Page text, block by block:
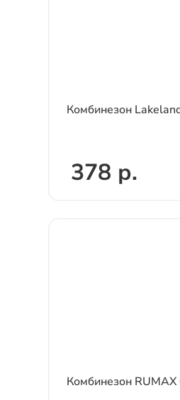
Комбинезон
378 р.
Комбинезон RUMAX